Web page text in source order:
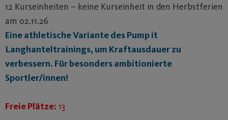
12 Kurseinheiten – keine Kurseinheit in den Herbstferien
am 02.11.26
Eine athletische Variante des Pump it
Langhanteltrainings, um Kraftausdauer zu
verbessern. Für besonders ambitionierte
Sportler/innen!
Freie Plätze: 13